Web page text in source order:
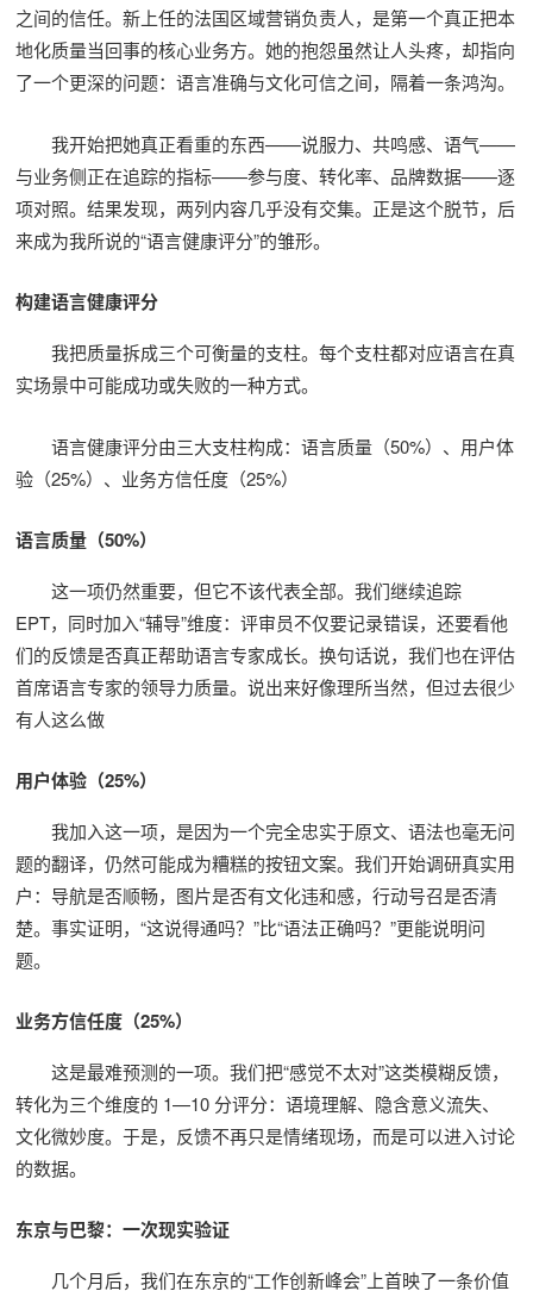
之间的信任。新上任的法国区域营销负责人，是第一个真正把本
地化质量当回事的核心业务方。她的抱怨虽然让人头疼，却指向
了一个更深的问题：语言准确与文化可信之间，隔着一条鸿沟。
我开始把她真正看重的东西——说服力、共鸣感、语气——
与业务侧正在追踪的指标——参与度、转化率、品牌数据——逐
项对照。结果发现，两列内容几乎没有交集。正是这个脱节，后
来成为我所说的“语言健康评分”的雏形。
构建语言健康评分
我把质量拆成三个可衡量的支柱。每个支柱都对应语言在真
实场景中可能成功或失败的一种方式。
语言健康评分由三大支柱构成：语言质量（50%）、用户体
验（25%）、业务方信任度（25%）
语言质量（50%）
这一项仍然重要，但它不该代表全部。我们继续追踪
EPT，同时加入“辅导”维度：评审员不仅要记录错误，还要看他
们的反馈是否真正帮助语言专家成长。换句话说，我们也在评估
首席语言专家的领导力质量。说出来好像理所当然，但过去很少
有人这么做
用户体验（25%）
我加入这一项，是因为一个完全忠实于原文、语法也毫无问
题的翻译，仍然可能成为糟糕的按钮文案。我们开始调研真实用
户：导航是否顺畅，图片是否有文化违和感，行动号召是否清
楚。事实证明，“这说得通吗？”比“语法正确吗？”更能说明问
题。
业务方信任度（25%）
这是最难预测的一项。我们把“感觉不太对”这类模糊反馈，
转化为三个维度的 1—10 分评分：语境理解、隐含意义流失、
文化微妙度。于是，反馈不再只是情绪现场，而是可以进入讨论
的数据。
东京与巴黎：一次现实验证
几个月后，我们在东京的“工作创新峰会”上首映了一条价值